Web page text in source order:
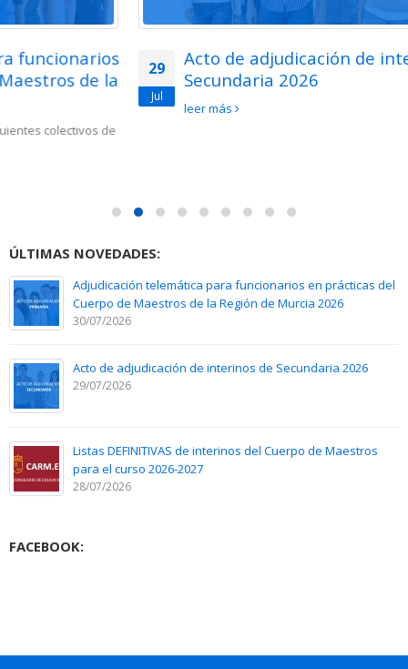
29
Acto de adjudicación de interinos de
Secundaria 2026
ÚLTIMAS NOVEDADES:
Adjudicación telemática para funcionarios en prácticas del
Cuerpo de Maestros de la Región de Murcia 2026
30/07/2026
Acto de adjudicación de interinos de Secundaria 2026
29/07/2026
Listas DEFINITIVAS de interinos del Cuerpo de Maestros
para el curso 2026-2027
28/07/2026
FACEBOOK: